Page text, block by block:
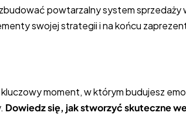
powtarzalny system sprzedaży
swojej strategii i na końcu
moment, w którym budujesz
Dowiedz się, jak stworzyć skuteczne